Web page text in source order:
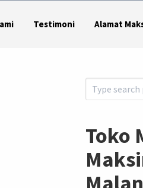
Testimoni Alamat
Toko